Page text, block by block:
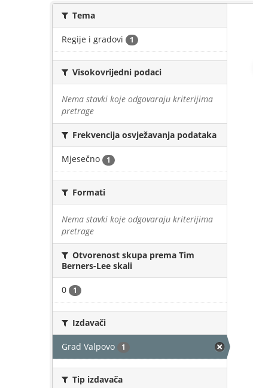
Tema
Regije i gradovi 1
Visokovrijedni podaci
Nema stavki koje odgovaraju kriterijima
pretrage
Frekvencija osvježavanja podataka
Mjesečno 1
Formati
Nema stavki koje odgovaraju kriterijima
pretrage
Otvorenost skupa prema Tim
Berners-Lee skali
0 1
Izdavači
Grad Valpovo 1
Tip izdavača